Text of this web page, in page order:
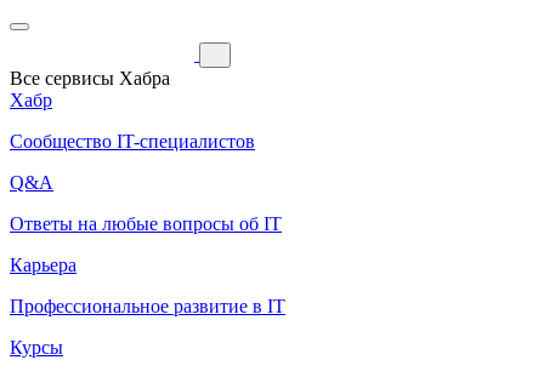
Все сервисы Хабра
Хабр
Сообщество IT-специалистов
Q&A
Ответы на любые вопросы об IT
Карьера
Профессиональное развитие в IT
Курсы